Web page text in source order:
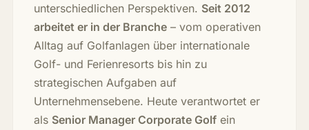
unterschiedlichen Perspektiven. Seit 2012
arbeitet er in der Branche– vom operativen
Alltag auf Golfanlagen über internationale
Golf- und Ferienresorts bis hin zu
strategischen Aufgaben auf
Unternehmensebene. Heute verantwortet er
als Senior Manager Corporate Golfein